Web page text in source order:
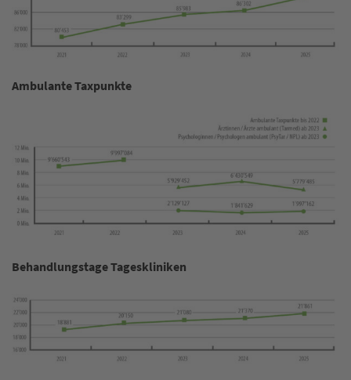
Ambulante Taxpunkte
Behandlungstage Tageskliniken